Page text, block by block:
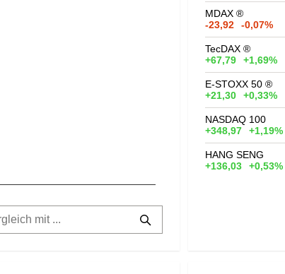
MDAX ®
-23,92
-0,07%
TecDAX ®
+67,79
+1,69%
E-STOXX 50 ®
+21,30
+0,33%
NASDAQ 100
+348,97
+1,19%
HANG SENG
+136,03
+0,53%